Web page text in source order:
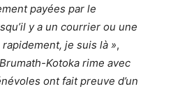
payées par le
y a un courrier ou une
je suis là »,
Kotoka rime avec
ont fait preuve d’un